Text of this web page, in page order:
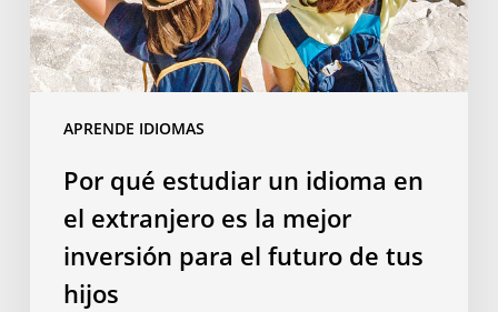
APRENDE IDIOMAS
extranjero
es
la
inversión
futuro
Por qué estudiar un idioma en
el extranjero es la mejor
inversión para el futuro de tus
hijos